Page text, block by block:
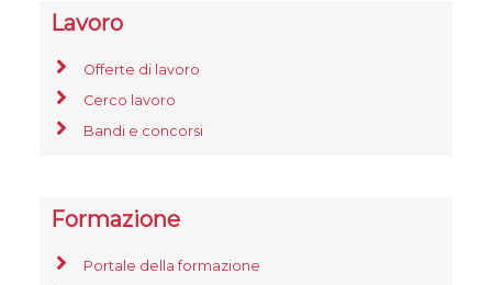
Lavoro
Offerte di lavoro
Cerco lavoro
Bandi e concorsi
Formazione
Portale della formazione